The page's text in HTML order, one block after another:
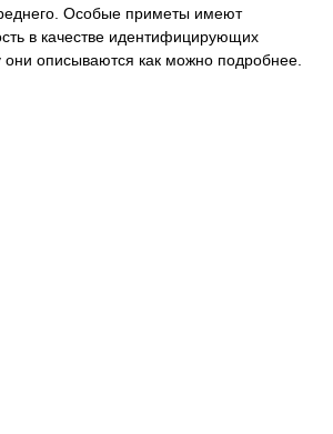
Особые приметы имеют
в качестве идентифицирующих
они описываются как можно подробнее.